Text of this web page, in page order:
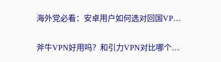
海外党必看：安卓用户如何选对回国VPN？从踩坑到无缝访问的全攻略
斧牛VPN好用吗？和引力VPN对比哪个回国效果更好？海外党亲测3款加速器+避坑指南